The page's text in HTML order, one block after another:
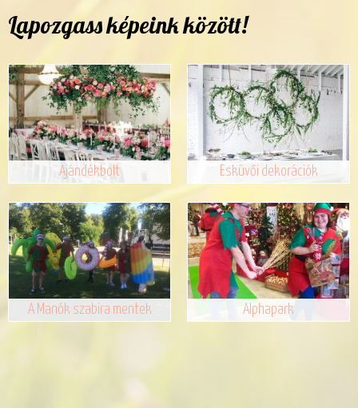
Lapozgass képeink között!
Ajándékbolt Esküvői dekorációk
A Manók szabira mentek Alphapark